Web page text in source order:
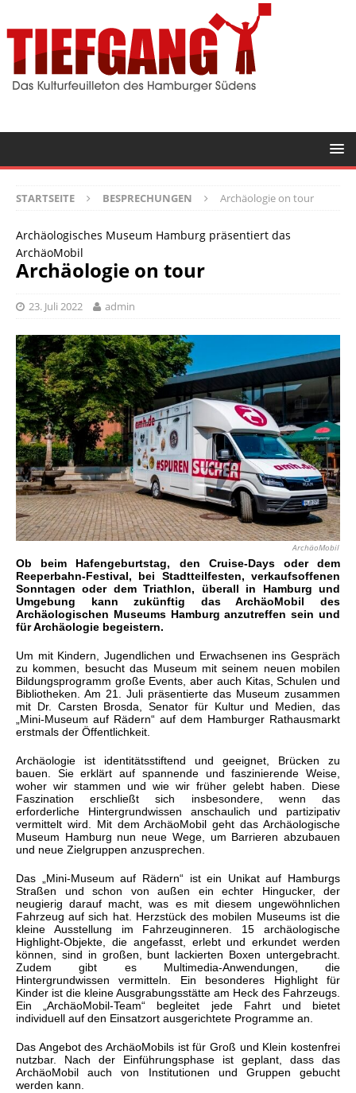
STARTSEITE BESPRECHUNGEN Archäologie on tour
Archäologisches Museum Hamburg präsentiert das
ArchäoMobil
Archäologie on tour
23. Juli 2022 admin
ArchäoMobil
Ob beim Hafengeburtstag, den Cruise-Days oder dem
Reeperbahn-Festival, bei Stadtteilfesten, verkaufsoffenen
Sonntagen oder dem Triathlon, überall in Hamburg und
Umgebung kann zukünftig das ArchäoMobil des
Archäologischen Museums Hamburg anzutreffen sein und
für Archäologie begeistern.
Um mit Kindern, Jugendlichen und Erwachsenen ins Gespräch
zu kommen, besucht das Museum mit seinem neuen mobilen
Bildungsprogramm große Events, aber auch Kitas, Schulen und
Bibliotheken. Am 21. Juli präsentierte das Museum zusammen
mit Dr. Carsten Brosda, Senator für Kultur und Medien, das
„Mini-Museum auf Rädern“ auf dem Hamburger Rathausmarkt
erstmals der Öffentlichkeit.
Archäologie ist identitätsstiftend und geeignet, Brücken zu
bauen. Sie erklärt auf spannende und faszinierende Weise,
woher wir stammen und wie wir früher gelebt haben. Diese
Faszination erschließt sich insbesondere, wenn das
erforderliche Hintergrundwissen anschaulich und partizipativ
vermittelt wird. Mit dem ArchäoMobil geht das Archäologische
Museum Hamburg nun neue Wege, um Barrieren abzubauen
und neue Zielgruppen anzusprechen.
Das „Mini-Museum auf Rädern“ ist ein Unikat auf Hamburgs
Straßen und schon von außen ein echter Hingucker, der
neugierig darauf macht, was es mit diesem ungewöhnlichen
Fahrzeug auf sich hat. Herzstück des mobilen Museums ist die
kleine Ausstellung im Fahrzeuginneren. 15 archäologische
Highlight-Objekte, die angefasst, erlebt und erkundet werden
können, sind in großen, bunt lackierten Boxen untergebracht.
Zudem gibt es Multimedia-Anwendungen, die
Hintergrundwissen vermitteln. Ein besonderes Highlight für
Kinder ist die kleine Ausgrabungsstätte am Heck des Fahrzeugs.
Ein „ArchäoMobil-Team“ begleitet jede Fahrt und bietet
individuell auf den Einsatzort ausgerichtete Programme an.
Das Angebot des ArchäoMobils ist für Groß und Klein kostenfrei
nutzbar. Nach der Einführungsphase ist geplant, dass das
ArchäoMobil auch von Institutionen und Gruppen gebucht
werden kann.